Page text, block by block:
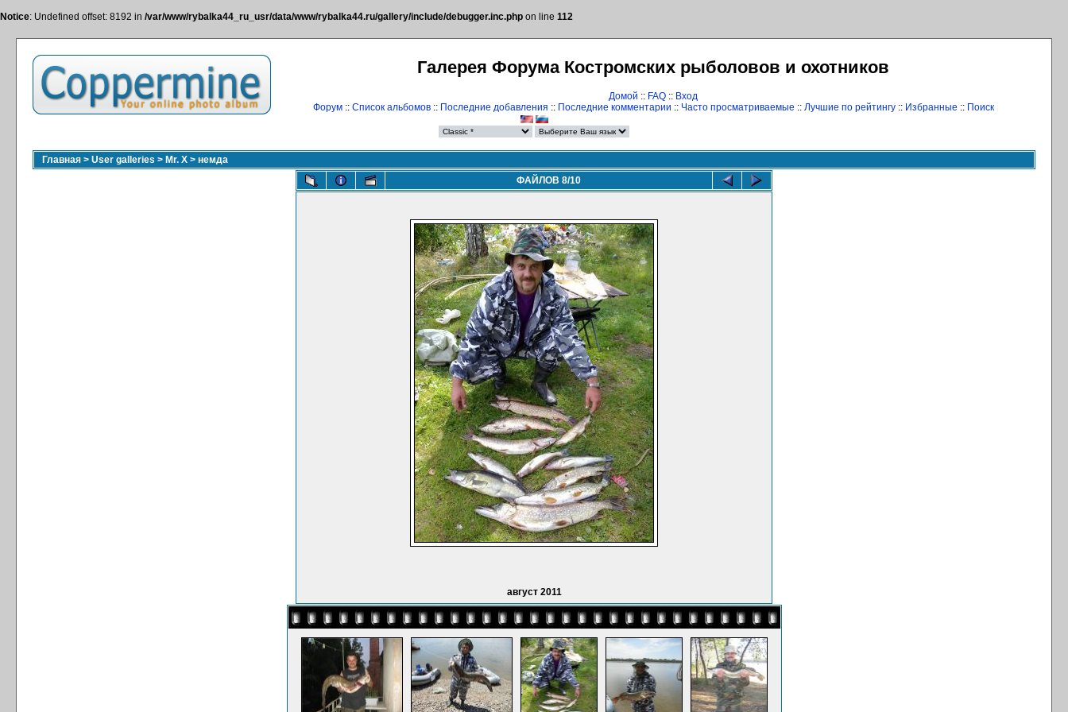
Notice: Undefined offset: 8192 in /var/www/rybalka44_ru_usr/data/www/rybalka44.ru/gallery/include/debugger.inc.php on line 112
Галерея Форума Костромских рыболовов и охотников
Домой :: FAQ :: Вход
Форум:: Список альбомов:: Последние добавления :: Последние комментарии :: Часто просматриваемые :: Лучшие по рейтингу:: Избранные :: Поиск
Главная > User galleries > Mr. X > немда
ФАЙЛОВ 8/10
август 2011